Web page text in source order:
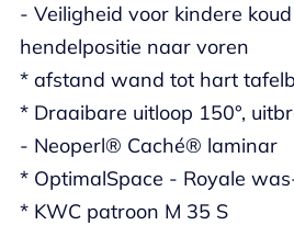
- Veiligheid voor kindere
hendelpositie naar voren
* afstand wand tot hart
* Draaibare uitloop 150°,
- Neoperl® Caché® laminar
* OptimalSpace - Royale
* KWC patroon M 35 S